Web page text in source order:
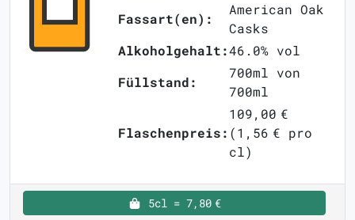
Fassart(en):
American Oak
Casks
Alkoholgehalt:46.0% vol
Füllstand:
700ml von
700ml
Flaschenpreis:
109,00 €
(1,56 € pro
cl)
5cl = 7,80 €